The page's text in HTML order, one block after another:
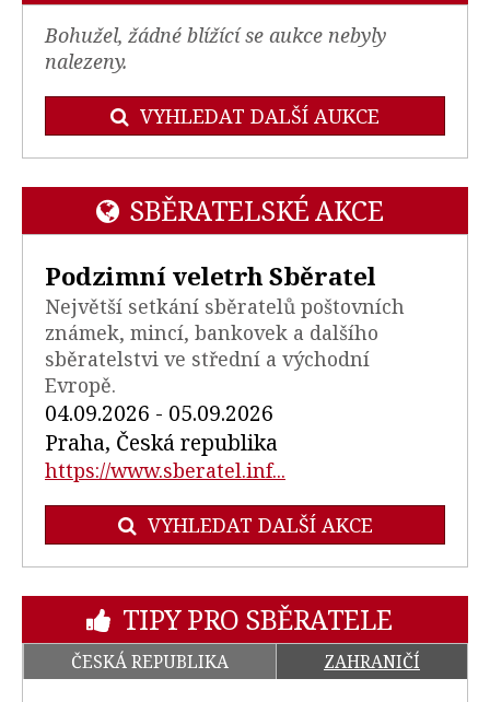
Bohužel, žádné blížící se aukce nebyly
nalezeny.
VYHLEDAT DALŠÍ AUKCE
SBĚRATELSKÉ AKCE
Podzimní veletrh Sběratel
Největší setkání sběratelů poštovních
známek, mincí, bankovek a dalšího
sběratelstvi ve střední a východní
Evropě.
04.09.2026 - 05.09.2026
Praha, Česká republika
https://www.sberatel.inf...
VYHLEDAT DALŠÍ AKCE
TIPY PRO SBĚRATELE
ČESKÁ REPUBLIKA ZAHRANIČÍ